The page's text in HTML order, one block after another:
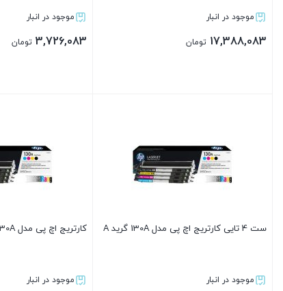
موجود در انبار
17,388,083 تومان
موجود در انبار
3,726,083 تومان
ست 4 تایی کارتریج اچ پی مدل 130A گرید A
موجود در انبار
کارتریج اچ پی مدل 130A رنگ مشکی گرید A
موجود در انبار